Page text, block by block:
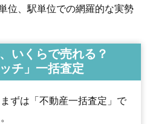
位、駅単位での網羅的な実勢
いくらで売れる？
チ」一括査定
ずは「不動産一括査定」で